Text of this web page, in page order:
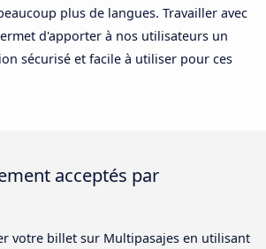
plus de langues. Travailler avec
d'apporter à nos utilisateurs un
sécurisé et facile à utiliser pour ces
acceptés par
votre billet sur Multipasajes en utilisant